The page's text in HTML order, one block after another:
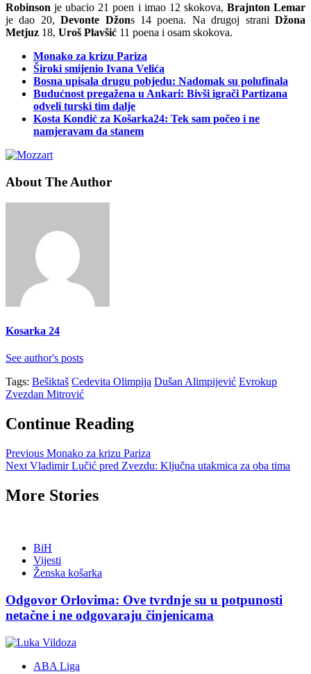
Robinson je ubacio 21 poen i imao 12 skokova, Brajnton Lemar
je dao 20,Devonte Džons 14 poena. Na drugoj straniDžona
Metjuz 18, Uroš Plavšić 11 poena i osam skokova.
Monako za krizu Pariza
Široki smijenio Ivana Velića
Bosna upisala drugu pobjedu: Nadomak su polufinala
Budućnost pregažena u Ankari: Bivši igrači Partizana
odveli turski tim dalje
Kosta Kondić za Košarka24: Tek sam počeo i ne
namjeravam da stanem
About The Author
Kosarka 24
See author's posts
Tags: Bešiktaš Cedevita Olimpija Dušan Alimpijević Evrokup
Zvezdan Mitrović
Continue Reading
Previous Monako za krizu Pariza
Next Vladimir Lučić pred Zvezdu: Ključna utakmica za oba tima
More Stories
BiH
Vijesti
Ženska košarka
Odgovor Orlovima: ​Ove tvrdnje su u potpunosti
netačne i ne odgovaraju činjenicama
ABA Liga